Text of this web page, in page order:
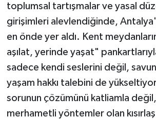
toplumsal tartışmalar ve yasal
girişimleri alevlendiğinde,
en önde yer aldı. Kent
aşılat, yerinde yaşat"
sadece kendi seslerini değil,
yaşam hakkı talebini de
sorunun çözümünü katliamla
merhametli yöntemler olan